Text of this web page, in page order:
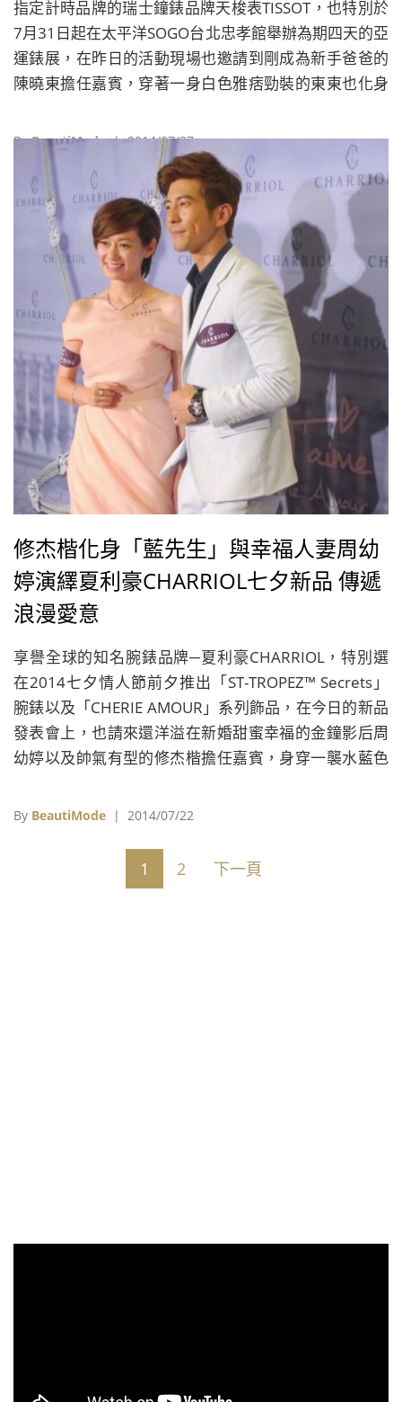
指定計時品牌的瑞士鐘錶品牌天梭表TISSOT，也特別於
7月31日起在太平洋SOGO台北忠孝館舉辦為期四天的亞
運錶展，在昨日的活動現場也邀請到剛成為新手爸爸的
陳曉東擔任嘉賓，穿著一身白色雅痞勁裝的東東也化身
習的相關用品送到台灣角落，用實際行動為棒球小選手
們加油！ 深情好男人進化新手爸爸，陳曉東認真扮演天
梭表愛心大使，以行動鼓勵台灣棒球小選手。 去年在天
梭表160週年的活動上以深情霸氣皇上現身的陳曉東，
如今已晉升為奶爸的身份，談到還未滿੍
ByBeautiMode| 2014/07/27
修杰楷化身「藍先生」與幸福人妻周幼
婷演繹夏利豪CHARRIOL七夕新品 傳遞
浪漫愛意
享譽全球的知名腕錶品牌─夏利豪CHARRIOL，特別選
在2014七夕情人節前夕推出「ST-TROPEZ™ Secrets」
腕錶以及「CHERIE AMOUR」系列飾品，在今日的新品
發表會上，也請來還洋溢在新婚甜蜜幸福的金鐘影后周
幼婷以及帥氣有型的修杰楷擔任嘉賓，身穿一襲水藍色
自己今天特地以全身藍造型現身，化身為「藍先生」與
婷，則身穿露肩粉色小洋裝亮麗登場，臉上始終掛著微
笑的她，當然不免俗被問及與老公藍正龍將怎麼度過浪
By BeautiMode | 2014/07/22
1 2 下一頁